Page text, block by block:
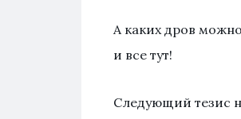
А каких дров
и все тут!
Следующий тезис